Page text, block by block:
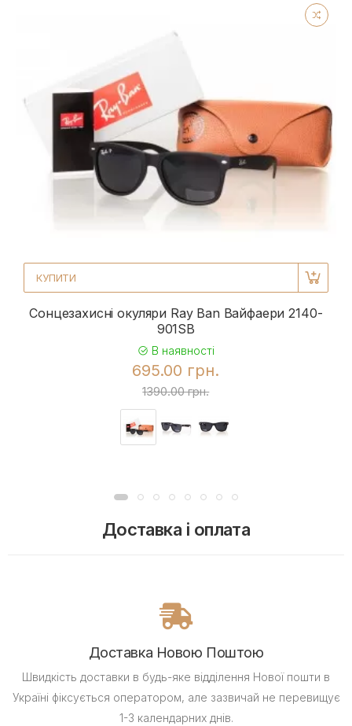
КУПИТИ
Сонцезахисні окуляри Ray Ban Вайфаери 2140-
901SB
В наявності
695.00 грн.
1390.00 грн.
Доставка і оплата
Доставка Новою Поштою
Швидкість доставки в будь-яке відділення Нової пошти в
Україні фіксується оператором, але зазвичай не перевищує
1-3 календарних днів.